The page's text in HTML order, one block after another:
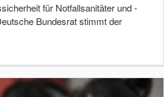
für Notfallsanitäter und -
Bundesrat stimmt der